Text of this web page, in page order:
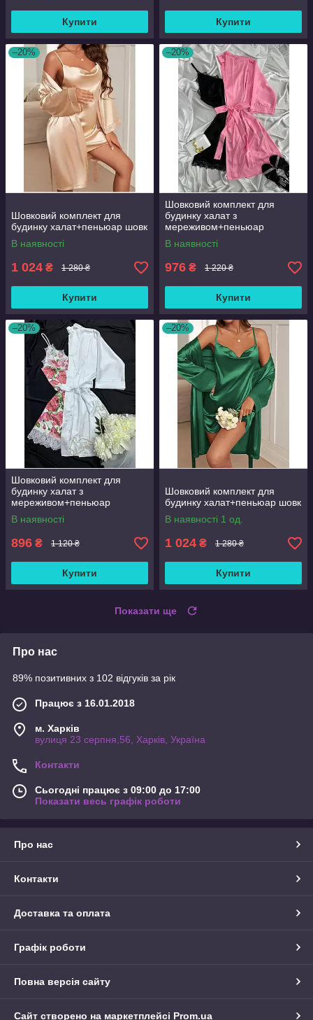
Купити Купити
–20%
Шовковий комплект для
будинку халат+пеньюар шовк
В наявності
1 024 ₴ 1 280 ₴
Купити
–20%
Шовковий комплект для
будинку халат з
мереживом+пеньюар
атлас,шовк
В наявності
976 ₴ 1 220 ₴
Купити
–20%
Шовковий комплект для
будинку халат з
мереживом+пеньюар
атлас,шовк
В наявності
896 ₴ 1 120 ₴
Купити
–20%
Шовковий комплект для
будинку халат+пеньюар шовк
В наявності 1 од.
1 024 ₴ 1 280 ₴
Купити
Показати ще
Про нас
89% позитивних з 102 відгуків за рік
Працює з 16.01.2018
м. Харків
вулиця 23 серпня,56, Харків, Україна
Контакти
Сьогодні працює з 09:00 до 17:00
Показати весь графік роботи
Про нас
Контакти
Доставка та оплата
Графік роботи
Повна версія сайту
Сайт створено на маркетплейсі Prom.ua